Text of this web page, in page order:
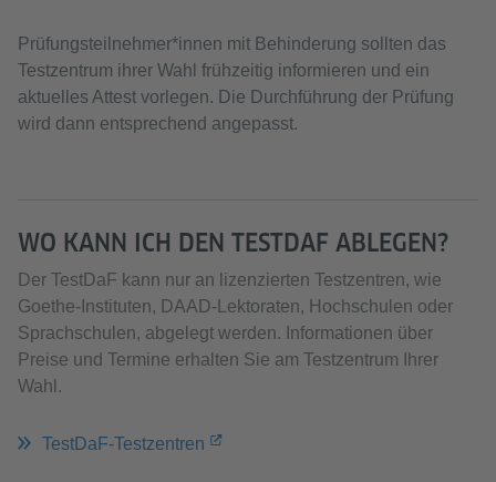
Prüfungsteilnehmer*innen mit Behinderung sollten das
Testzentrum ihrer Wahl frühzeitig informieren und ein
aktuelles Attest vorlegen. Die Durchführung der Prüfung
wird dann entsprechend angepasst.
WO KANN ICH DEN TESTDAF ABLEGEN?
Der TestDaF kann nur an lizenzierten Testzentren, wie
Goethe-Instituten, DAAD-Lektoraten, Hochschulen oder
Sprachschulen, abgelegt werden. Informationen über
Preise und Termine erhalten Sie am Testzentrum Ihrer
Wahl.
TestDaF-Testzentren